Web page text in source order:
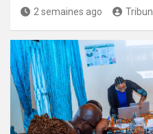
2 semaines ago